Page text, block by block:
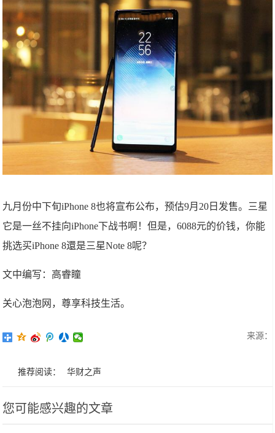
九月份中下旬iPhone 8也将宣布公布，预估9月20日发售。三星
它是一丝不挂向iPhone下战书啊！但是，6088元的价钱，你能
挑选买iPhone 8還是三星Note 8呢？
文中编写：高睿瞳
关心泡泡网，尊享科技生活。
来源：
推荐阅读： 华财之声
您可能感兴趣的文章